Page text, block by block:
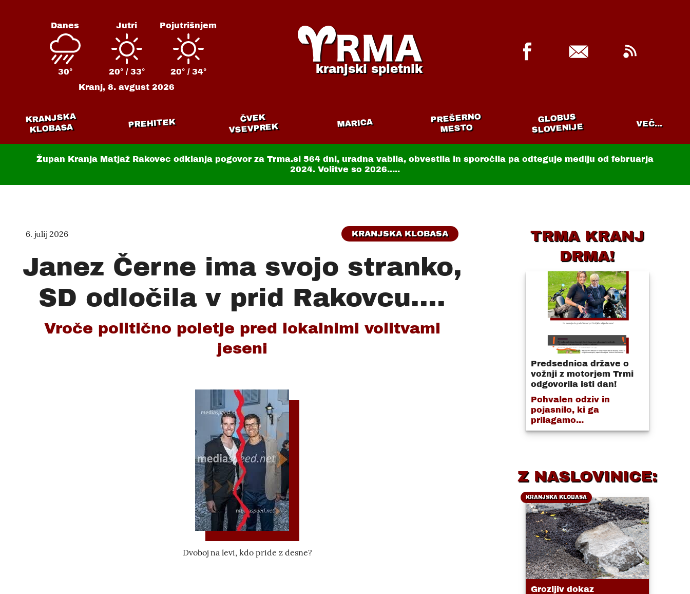
Danes
30°
Jutri
20° / 33°
Pojutrišnjem
20° / 34°
Kranj,8. avgust 2026
kranjski spletnik
KRANJSKA
KLOBASA PREHITEK ČVEK
VSEVPREK MARICA PREŠERNO
MESTO
GLOBUS
SLOVENIJE VEČ...
Župan Kranja Matjaž Rakovec odklanja pogovor za Trma.si 564 dni, uradna vabila, obvestila in sporočila pa odteguje mediju od februarja
2024. Volitve so 2026.....
6. julij 2026 KRANJSKA KLOBASA
Janez Černe ima svojo stranko,
SD odločila v prid Rakovcu....
Vroče politično poletje pred lokalnimi volitvami
jeseni
Dvoboj na levi, kdo pride z desne?
TRMA KRANJ
DRMA!
Predsednica države o
vožnji z motorjem Trmi
odgovorila isti dan!
Pohvalen odziv in
pojasnilo, ki ga
prilagamo...
Z NASLOVINICE:
KRANJSKA KLOBASA
Grozljiv dokaz